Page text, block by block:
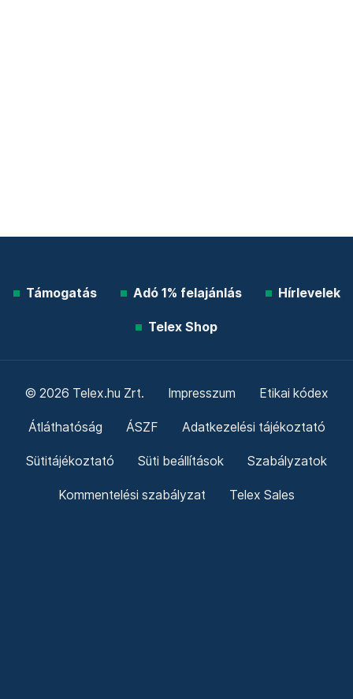
Támogatás Adó 1% felajánlás Hírlevelek
Telex Shop
© 2026 Telex.hu Zrt. Impresszum Etikai kódex
Átláthatóság ÁSZF Adatkezelési tájékoztató
Sütitájékoztató Süti beállítások Szabályzatok
Kommentelési szabályzat Telex Sales